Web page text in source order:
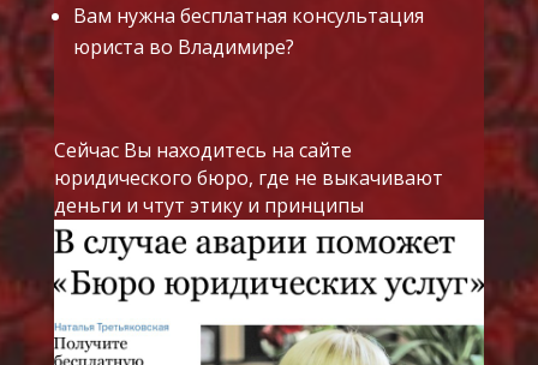
Вам нужна бесплатная консультация
юриста во Владимире?
Сейчас Вы находитесь на сайте
юридического бюро, где не выкачивают
деньги и чтут этику и принципы